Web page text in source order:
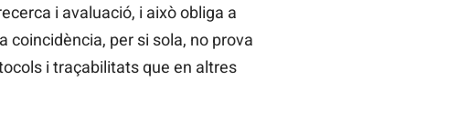
i avaluació, i això obliga a
coincidència, per si sola, no prova
i traçabilitats que en altres